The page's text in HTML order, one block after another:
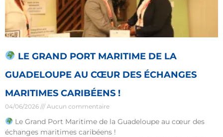
LE GRAND PORT MARITIME DE LA
GUADELOUPE AU CŒUR DES ÉCHANGES
MARITIMES CARIBÉENS !
04/06/2026 Aucun commentaire
Le Grand Port Maritime de la Guadeloupe au cœur des
échanges maritimes caribéens !